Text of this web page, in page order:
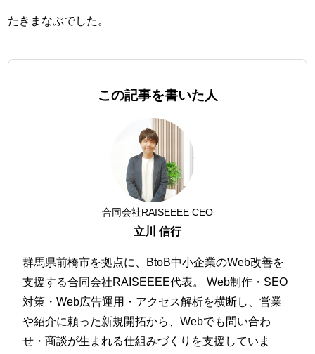
たきまなぶでした。
この記事を書いた人
合同会社RAISEEEE CEO
立川 信行
群馬県前橋市を拠点に、BtoB中小企業のWeb改善を
支援する合同会社RAISEEEE代表。 Web制作・SEO
対策・Web広告運用・アクセス解析を横断し、営業
や紹介に頼った新規開拓から、Webでも問い合わ
せ・商談が生まれる仕組みづくりを支援していま